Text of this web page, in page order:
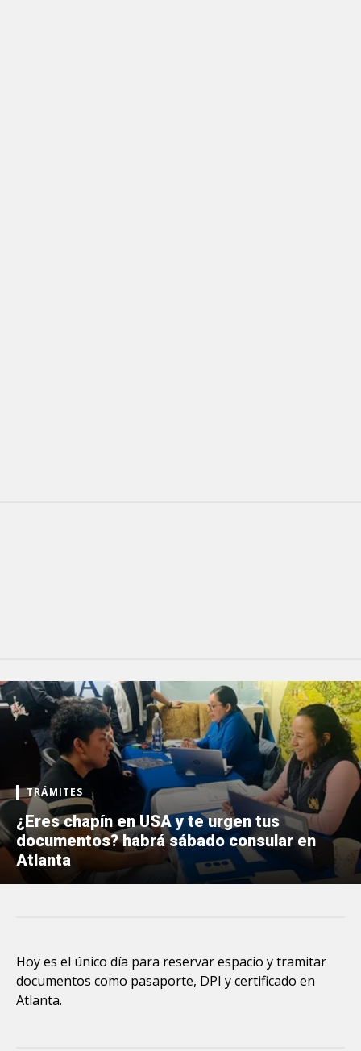
TRÁMITES
¿Eres chapín en USA y te urgen tus
documentos? habrá sábado consular en
Atlanta
Hoy es el único día para reservar espacio y tramitar
documentos como pasaporte, DPI y certificado en
Atlanta.